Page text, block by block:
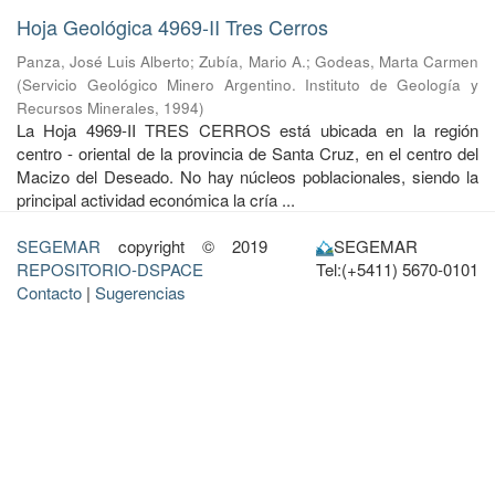
Hoja Geológica 4969-II Tres Cerros
Panza, José Luis Alberto;Zubía, Mario A.; Godeas, Marta Carmen
(Servicio Geológico Minero Argentino. Instituto de Geología y
Recursos Minerales, 1994)
La Hoja 4969-II TRES CERROS está ubicada en la región
centro - oriental de la provincia de Santa Cruz, en el centro del
Macizo del Deseado. No hay núcleos poblacionales, siendo la
principal actividad económica la cría ...
SEGEMAR copyright © 2019
REPOSITORIO-DSPACE
Contacto | Sugerencias
SEGEMAR
Tel:(+5411) 5670-0101